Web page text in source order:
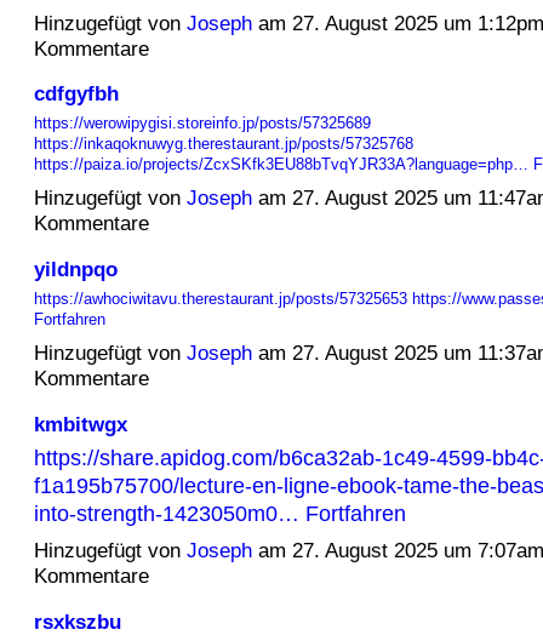
Hinzugefügt von Josepham 27. August 2025 um
Kommentare
cdfgyfbh
https://werowipygisi.storeinfo.jp/posts/57325689
https://inkaqoknuwyg.therestaurant.jp/posts/57325768
https://paiza.io/projects/ZcxSKfk3EU88bTvqYJR33A?language=php…
Hinzugefügt von Josepham 27. August 2025 um
Kommentare
yildnpqo
https://awhociwitavu.therestaurant.jp/posts/57325653 https://
Fortfahren
Hinzugefügt von Josepham 27. August 2025 um
Kommentare
kmbitwgx
https://share.apidog.com/b6ca32ab-1c49-4599-
f1a195b75700/lecture-en-ligne-ebook-tame-the-
into-strength-1423050m0… Fortfahren
Hinzugefügt von Josepham 27. August 2025 um
Kommentare
rsxkszbu